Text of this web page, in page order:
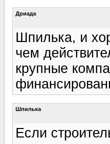
Дриада
Шпилька, и
чем
крупные
Шпилька
Если